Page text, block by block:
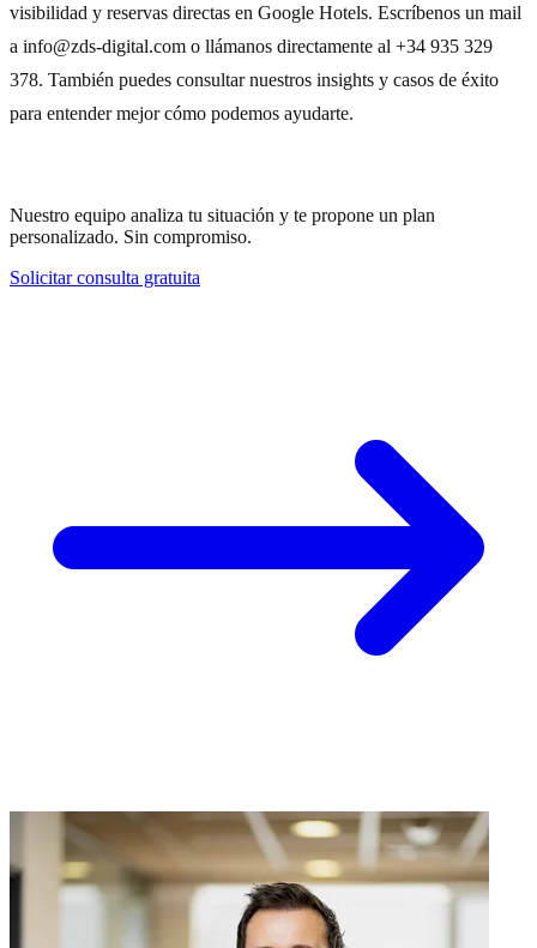
visibilidad y reservas directas en Google Hotels. Escríbenos un mail
a info@zds-digital.com o llámanos directamente al +34 935 329
378. También puedes consultar nuestros insights y casos de éxito
para entender mejor cómo podemos ayudarte.
Nuestro equipo analiza tu situación y te propone un plan
personalizado. Sin compromiso.
Solicitar consulta gratuita